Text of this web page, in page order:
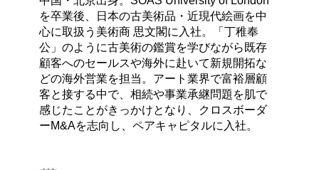
を卒業後、日本の古美術品・近現代絵画を中
心に取扱う美術商 思文閣に入社。「丁稚奉
公」のように古美術の鑑賞を学びながら既存
顧客へのセールスや海外に赴いて新規開拓な
どの海外営業を担当。アート業界で富裕層顧
客と接する中で、相続や事業承継問題を肌で
感じたことがきっかけとなり、クロスボーダ
ーM&Aを志向し、ペアキャピタルに入社。